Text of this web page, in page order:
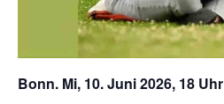
Bonn. Mi, 10. Juni 2026, 18 Uhr